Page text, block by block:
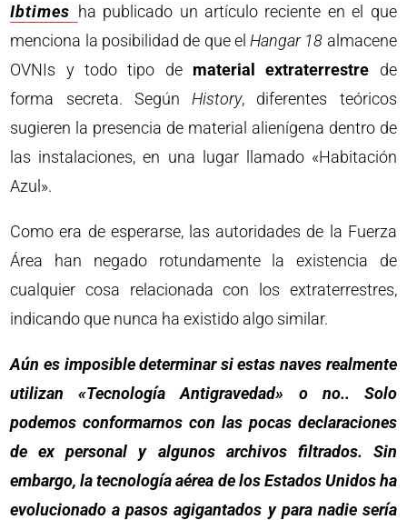
Ibtimes ha publicado un artículo reciente en el que
menciona la posibilidad de que el Hangar 18 almacene
OVNIs y todo tipo de material extraterrestre de
forma secreta. Según History, diferentes teóricos
sugieren la presencia de material alienígena dentro de
las instalaciones, en una lugar llamado «Habitación
Azul».
Como era de esperarse, las autoridades de la Fuerza
Área han negado rotundamente la existencia de
cualquier cosa relacionada con los extraterrestres,
indicando que nunca ha existido algo similar.
Aún es imposible determinar si estas naves realmente
utilizan «Tecnología Antigravedad» o no.. Solo
podemos conformarnos con las pocas declaraciones
de ex personal y algunos archivos filtrados. Sin
embargo, la tecnología aérea de los Estados Unidos ha
evolucionado a pasos agigantados y para nadie sería